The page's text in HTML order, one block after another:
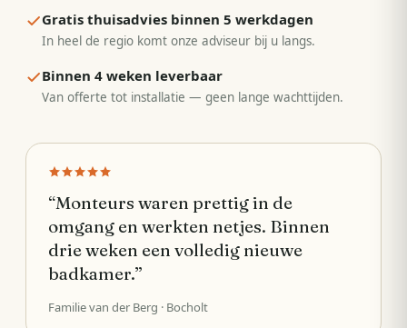
Gratis thuisadvies binnen 5 werkdagen
In heel de regio komt onze adviseur bij u langs.
Binnen 4 weken leverbaar
Van offerte tot installatie — geen lange wachttijden.
“Monteurs waren prettig in de
omgang en werkten netjes. Binnen
drie weken een volledig nieuwe
badkamer.”
Familie van der Berg · Bocholt